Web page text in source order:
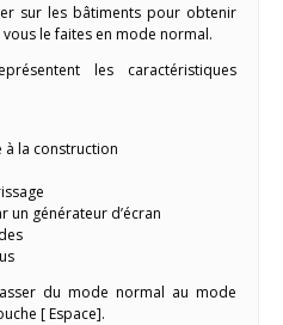
sur les bâtiments pour obtenir
le faites en mode normal.
les caractéristiques
la construction
un générateur d’écran
du mode normal au mode
[ Espace].